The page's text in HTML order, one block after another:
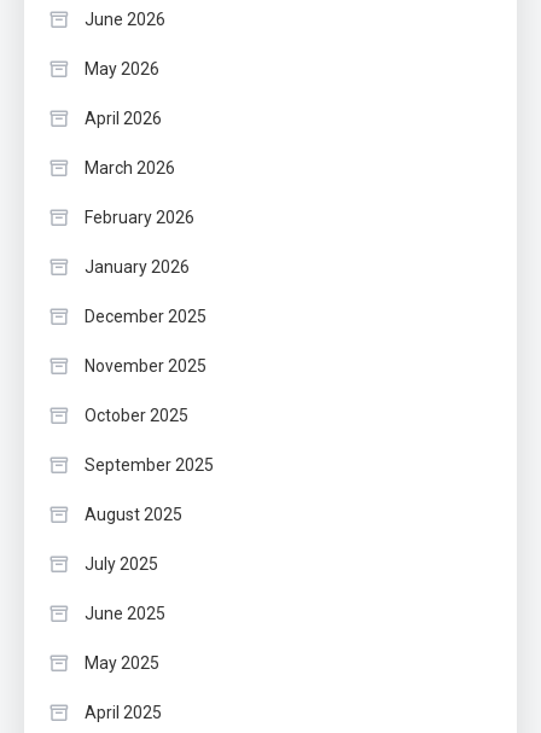
June 2026
May 2026
April 2026
March 2026
February 2026
January 2026
December 2025
November 2025
October 2025
September 2025
August 2025
July 2025
June 2025
May 2025
April 2025